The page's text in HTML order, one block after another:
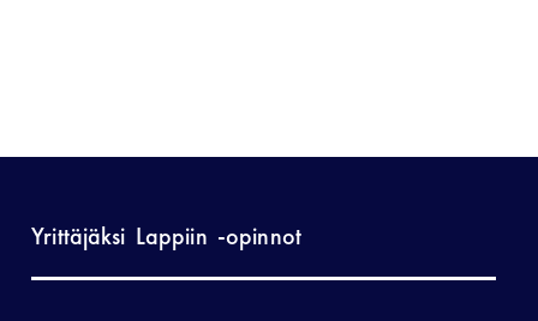
Yrittäjäksi Lappiin -opinnot